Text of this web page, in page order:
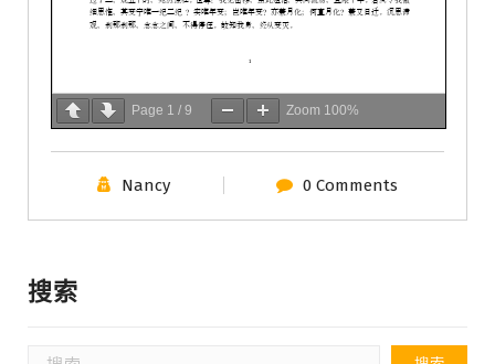
Page 1 / 9 Zoom 100%
Nancy 0 Comments
搜索